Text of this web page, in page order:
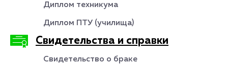
Диплом техникума
Диплом ПТУ (училища)
Свидетельства и справки
Свидетельство о браке